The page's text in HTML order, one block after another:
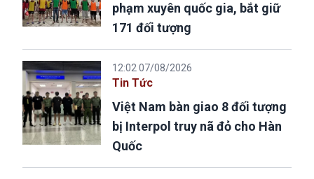
phạm xuyên quốc gia, bắt giữ
171 đối tượng
12:02 07/08/2026
Tin Tức
Việt Nam bàn giao 8 đối tượng
bị Interpol truy nã đỏ cho Hàn
Quốc